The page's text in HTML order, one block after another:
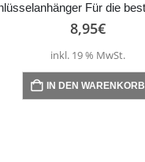
8,95€
inkl. 19 % MwSt.
IN DEN WARENKORB